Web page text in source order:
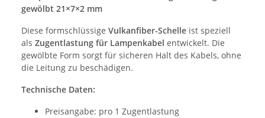
gewölbt 21×7×2 mm
Diese formschlüssige Vulkanfiber-Schelle ist speziell
als Zugentlastung für Lampenkabel entwickelt. Die
gewölbte Form sorgt für sicheren Halt des Kabels, ohne
die Leitung zu beschädigen.
Technische Daten:
Preisangabe: pro 1 Zugentlastung